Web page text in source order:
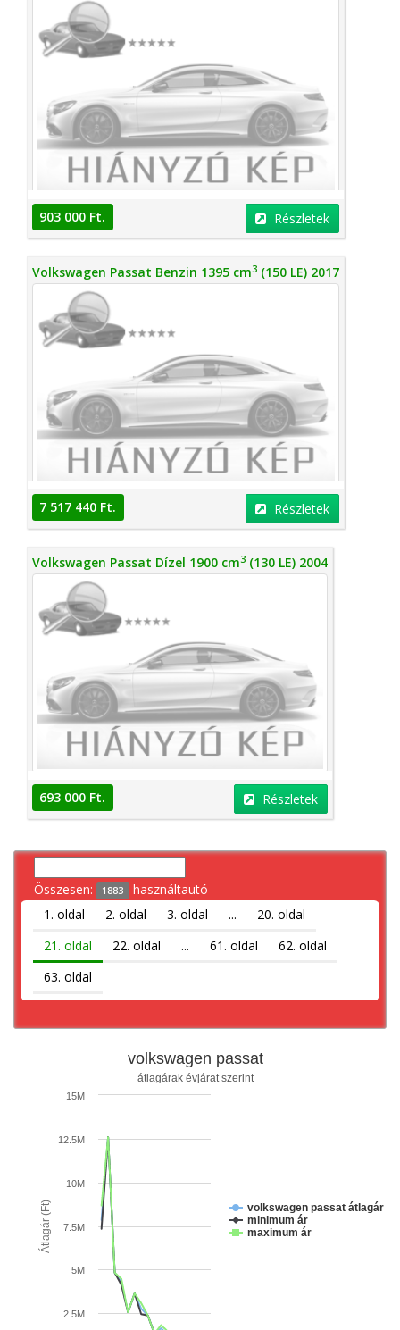
903 000 Ft. Részletek
Volkswagen Passat Benzin 1395 cm3 (150 LE) 2017
7 517 440 Ft. Részletek
Volkswagen Passat Dízel 1900 cm3 (130 LE) 2004
693 000 Ft. Részletek
Összesen: 1883 használtautó
1. oldal
2. oldal 3. oldal ...
20. oldal
21. oldal
22. oldal ... 61. oldal
62. oldal
63. oldal
Átlagár (Ft)
volkswagen passat
átlagárak évjárat szerint
volkswagen passat átlagár
minimum ár
maximum ár
2.5M
5M
7.5M
10M
12.5M
15M